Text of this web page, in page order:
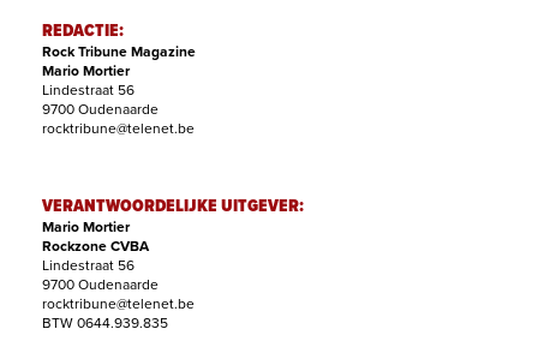
REDACTIE:
Rock Tribune Magazine
Mario Mortier
Lindestraat 56
9700 Oudenaarde
rocktribune@telenet.be
VERANTWOORDELIJKE UITGEVER:
Mario Mortier
Rockzone CVBA
Lindestraat 56
9700 Oudenaarde
rocktribune@telenet.be
BTW 0644.939.835